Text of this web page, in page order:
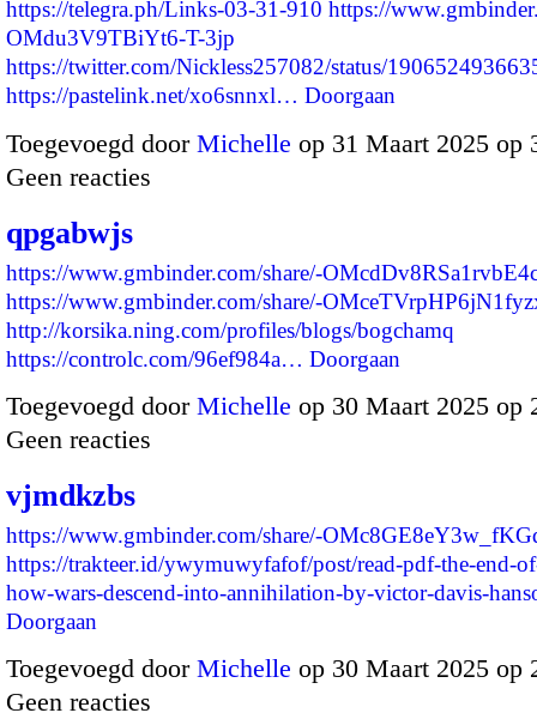
https://telegra.ph/Links-03-31-910 https://
OMdu3V9TBiYt6-T-3jp
https://twitter.com/Nickless257082/status/
https://pastelink.net/xo6snnxl… Doorgaan
Toegevoegd door Michelle op 31 Maart 2025
Geen reacties
qpgabwjs
https://www.gmbinder.com/share/-
https://www.gmbinder.com/share/-
http://korsika.ning.com/profiles/blogs/bogchamq
https://controlc.com/96ef984a… Doorgaan
Toegevoegd door Michelle op 30 Maart 2025
Geen reacties
vjmdkzbs
https://www.gmbinder.com/share/-
https://trakteer.id/ywymuwyfafof/post/read-pdf-the-end-
how-wars-descend-into-annihilation-by-victor-davis-
Doorgaan
Toegevoegd door Michelle op 30 Maart 2025
Geen reacties